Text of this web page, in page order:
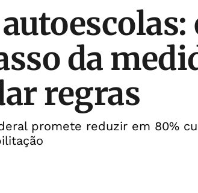
da
regras
promete reduzir em 80%